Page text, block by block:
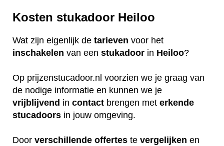
Kosten stukadoor Heiloo
Wat zijn eigenlijk de tarieven voor het
inschakelen van een stukadoor in Heiloo?
Op prijzenstucadoor.nl voorzien we je graag van
de nodige informatie en kunnen we je
vrijblijvend in contact brengen met erkende
stucadoors in jouw omgeving.
Door verschillende offertes te vergelijken en